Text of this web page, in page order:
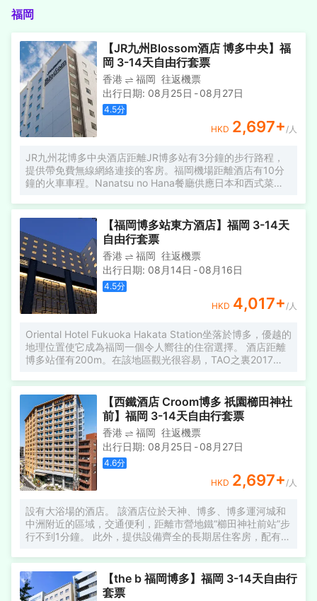
箱和純平電視，讓您在其中一間體驗賓至如歸的感覺。 客房
內提供免費無線網絡連接。 浴室包括免費洗浴用品和吹風
機。
福岡
【JR九州Blossom酒店 博多中央】福
岡 3-14天自由行套票
香港 福岡 往返機票
出行日期: 08月25日 -08月27日
4.5分
HKD 2,697+ /人
JR九州花博多中央酒店距離JR博多站有3分鐘的步行路程，
提供帶免費無線網絡連接的客房。福岡機場距離酒店有10分
鐘的火車車程。Nanatsu no Hana餐廳供應日本和西式菜
路程，大濠公園距離酒店有15分鐘的火車車程。 博多區推薦
給那些對交通和拉麪感興趣的人。【福岡博多站東方酒店】福岡 3-14天
自由行套票
香港 福岡 往返機票
出行日期: 08月14日 -08月16日
4.5分
HKD 4,017+ /人
Oriental Hotel Fukuoka Hakata Station坐落於博多，優越的
地理位置使它成為福岡一個令人嚮往的住宿選擇。 酒店距離
博多站僅有200m。在該地區觀光很容易，TAO之裏2017
都在酒店附近。從酒店出發可方便前往市內的眾多著名景
點，包括天神地下街、ARTIUM和WASOMI和服體驗。
【西鐵酒店 Croom博多 祇園櫛田神社
前】福岡 3-14天自由行套票
香港 福岡 往返機票
出行日期: 08月25日 -08月27日
4.6分
HKD 2,697+ /人
設有大浴場的酒店。 該酒店位於天神、博多、博多運河城和
中洲附近的區域，交通便利，距離市營地鐵“櫛田神社前站”步
行不到1分鐘。 此外，提供設備齊全的長期居住客房，配有洗
括“雙人房”、“雙床房”、“三人房”和“四人房”。
【the b 福岡博多】福岡 3-14天自由行
套票